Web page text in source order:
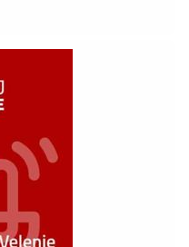
ter svetnik